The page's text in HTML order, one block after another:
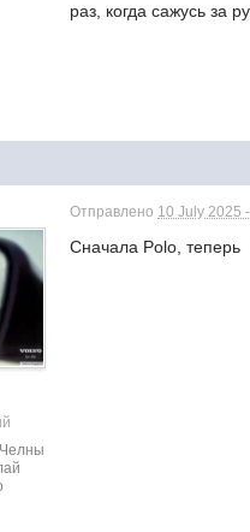
раз, когда сажусь за
Отправлено 10 July 2025
Сначалa Polo,